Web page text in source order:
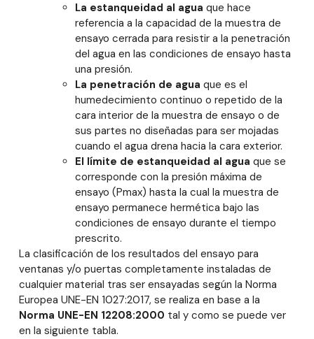
La estanqueidad al agua que hace
referencia a la capacidad de la muestra de
ensayo cerrada para resistir a la penetración
del agua en las condiciones de ensayo hasta
una presión.
La penetración de agua que es el
humedecimiento continuo o repetido de la
cara interior de la muestra de ensayo o de
sus partes no diseñadas para ser mojadas
cuando el agua drena hacia la cara exterior.
El límite de estanqueidad al agua que se
corresponde con la presión máxima de
ensayo (Pmax) hasta la cual la muestra de
ensayo permanece hermética bajo las
condiciones de ensayo durante el tiempo
prescrito.
La clasificación de los resultados del ensayo para
ventanas y/o puertas completamente instaladas de
cualquier material tras ser ensayadas según la Norma
Europea UNE-EN 1027:2017, se realiza en base a la
Norma UNE-EN 12208:2000 tal y como se puede ver
en la siguiente tabla.